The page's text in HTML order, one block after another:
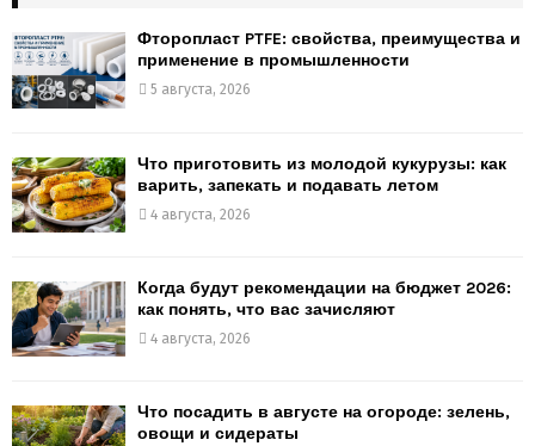
Фторопласт PTFE: свойства, преимущества и
применение в промышленности
5 августа, 2026
Что приготовить из молодой кукурузы: как
варить, запекать и подавать летом
4 августа, 2026
Когда будут рекомендации на бюджет 2026:
как понять, что вас зачисляют
4 августа, 2026
Что посадить в августе на огороде: зелень,
овощи и сидераты